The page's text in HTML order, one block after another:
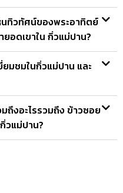
ทิวทัศน์ของพระอาทิตย์
อดเขาใน กิ่วแม่ปาน?
มชมในกิ่วแม่ปาน และ
ถึงอะไรรวมถึง ข้าวซอย
วแม่ปาน?